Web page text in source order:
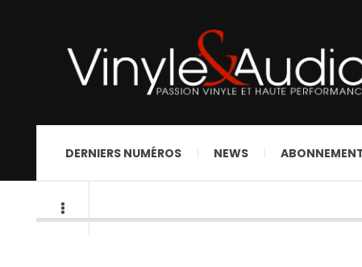
DERNIERS NUMÉROS NEWS